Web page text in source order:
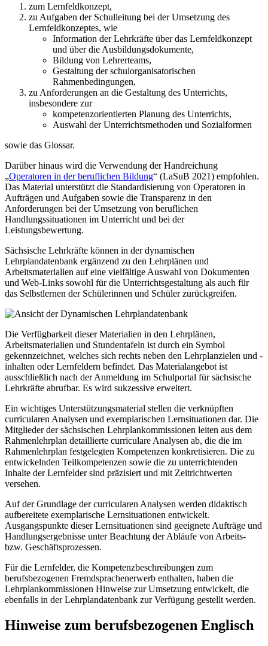
zum Lernfeldkonzept,
zu Aufgaben der Schulleitung bei der Umsetzung des
Lernfeldkonzeptes, wie
Information der Lehrkräfte über das Lernfeldkonzept
und über die Ausbildungsdokumente,
Bildung von Lehrerteams,
Gestaltung der schulorganisatorischen
Rahmenbedingungen,
zu Anforderungen an die Gestaltung des Unterrichts,
insbesondere zur
kompetenzorientierten Planung des Unterrichts,
Auswahl der Unterrichtsmethoden und Sozialformen
sowie das Glossar.
Darüber hinaus wird die Verwendung der Handreichung
„Operatoren in der beruflichen Bildung“ (LaSuB 2021) empfohlen.
Das Material unterstützt die Standardisierung von Operatoren in
Aufträgen und Aufgaben sowie die Transparenz in den
Anforderungen bei der Umsetzung von beruflichen
Handlungssituationen im Unterricht und bei der
Leistungsbewertung.
Sächsische Lehrkräfte können in der dynamischen
Lehrplandatenbank ergänzend zu den Lehrplänen und
Arbeitsmaterialien auf eine vielfältige Auswahl von Dokumenten
und Web-Links sowohl für die Unterrichtsgestaltung als auch für
das Selbstlernen der Schülerinnen und Schüler zurückgreifen.
Die Verfügbarkeit dieser Materialien in den Lehrplänen,
Arbeitsmaterialien und Stundentafeln ist durch ein Symbol
gekennzeichnet, welches sich rechts neben den Lehrplanzielen und -
inhalten oder Lernfeldern befindet. Das Materialangebot ist
ausschließlich nach der Anmeldung im Schulportal für sächsische
Lehrkräfte abrufbar. Es wird sukzessive erweitert.
Ein wichtiges Unterstützungsmaterial stellen die verknüpften
curricularen Analysen und exemplarischen Lernsituationen dar. Die
Mitglieder der sächsischen Lehrplankommissionen leiten aus dem
Rahmenlehrplan detaillierte curriculare Analysen ab, die die im
Rahmenlehrplan festgelegten Kompetenzen konkretisieren. Die zu
entwickelnden Teilkompetenzen sowie die zu unterrichtenden
Inhalte der Lernfelder sind präzisiert und mit Zeitrichtwerten
versehen.
Auf der Grundlage der curricularen Analysen werden didaktisch
aufbereitete exemplarische Lernsituationen entwickelt.
Ausgangspunkte dieser Lernsituationen sind geeignete Aufträge und
Handlungsergebnisse unter Beachtung der Abläufe von Arbeits-
bzw. Geschäftsprozessen.
Für die Lernfelder, die Kompetenzbeschreibungen zum
berufsbezogenen Fremdsprachenerwerb enthalten, haben die
Lehrplankommissionen Hinweise zur Umsetzung entwickelt, die
ebenfalls in der Lehrplandatenbank zur Verfügung gestellt werden.
Hinweise zum berufsbezogenen Englisch